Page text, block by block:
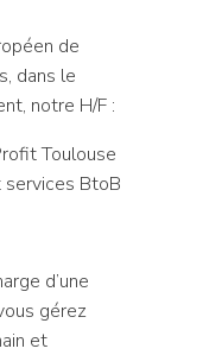
de
dans le
notre H/F :
Toulouse
services BtoB
d’une
gérez
et